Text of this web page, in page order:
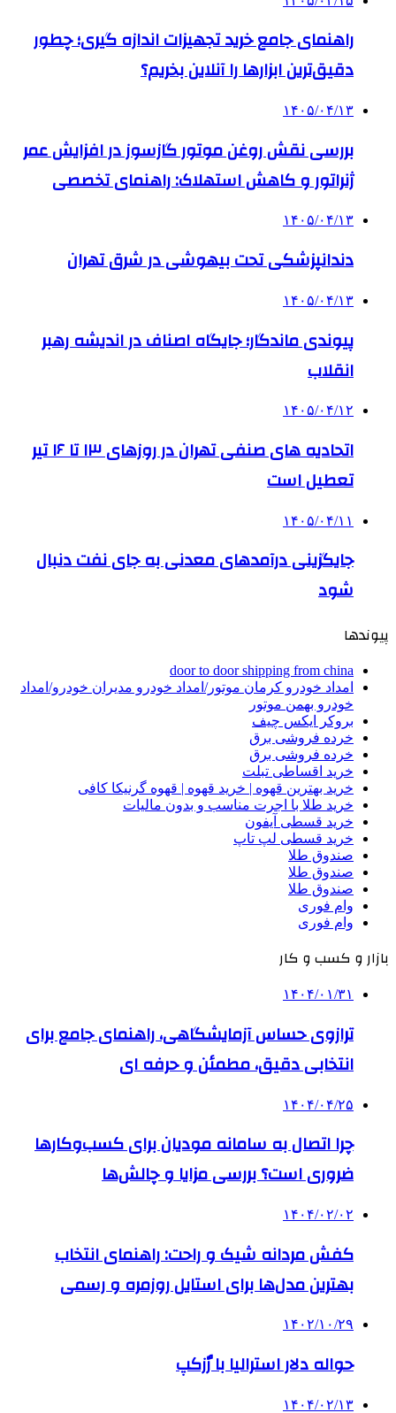
راهنمای جامع خرید تجهیزات اندازه گیری؛ چطور
دقیق‌ترین ابزارها را آنلاین بخریم؟
۱۴۰۵/۰۴/۱۳
بررسی نقش روغن موتور گازسوز در افزایش عمر
ژنراتور و کاهش استهلاک: راهنمای تخصصی
۱۴۰۵/۰۴/۱۳
دندانپزشکی تحت بیهوشی در شرق تهران
۱۴۰۵/۰۴/۱۳
پیوندی ماندگار؛ جایگاه اصناف در اندیشه رهبر
انقلاب
۱۴۰۵/۰۴/۱۲
اتحادیه های صنفی تهران در روزهای ۱۳ تا ۱۶ تیر
تعطیل است
۱۴۰۵/۰۴/۱۱
جایگزینی درآمدهای معدنی به جای نفت دنبال
شود
پیوندها
door to door shipping from china
امداد خودرو کرمان موتور/امداد خودرو مدیران خودرو/امداد
خودرو بهمن موتور
بروکر ایکس چیف
خرده فروشی برق
خرده فروشی برق
خرید اقساطی تبلت
خرید بهترین قهوه | خرید قهوه | قهوه گرنیکا کافی
خرید طلا با اجرت مناسب و بدون مالیات
خرید قسطی آیفون
خرید قسطی لپ تاپ
صندوق طلا
صندوق طلا
صندوق طلا
وام فوری
وام فوری
بازار و کسب و کار
۱۴۰۴/۰۱/۳۱
ترازوی حساس آزمایشگاهی، راهنمای جامع برای
انتخابی دقیق، مطمئن و حرفه ای
۱۴۰۴/۰۴/۲۵
چرا اتصال به سامانه مودیان برای کسب‌وکارها
ضروری است؟ بررسی مزایا و چالش‌ها
۱۴۰۴/۰۲/۰۲
کفش مردانه شیک و راحت: راهنمای انتخاب
بهترین مدل‌ها برای استایل روزمره و رسمی
۱۴۰۲/۱۰/۲۹
حواله دلار استرالیا با رٌزکپ
۱۴۰۴/۰۲/۱۳